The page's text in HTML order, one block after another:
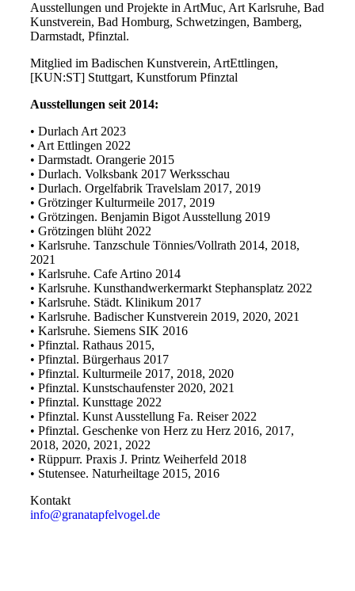
Ausstellungen und Projekte in ArtMuc, Art Karlsruhe, Bad
Kunstverein, Bad Homburg, Schwetzingen, Bamberg,
Darmstadt, Pfinztal.
Mitglied im Badischen Kunstverein, ArtEttlingen,
[KUN:ST] Stuttgart, Kunstforum Pfinztal
Ausstellungen seit 2014:
• Durlach Art 2023
• Art Ettlingen 2022
• Darmstadt. Orangerie 2015
• Durlach. Volksbank 2017 Werksschau
• Durlach. Orgelfabrik Travelslam 2017, 2019
• Grötzinger Kulturmeile 2017, 2019
• Grötzingen. Benjamin Bigot Ausstellung 2019
• Grötzingen blüht 2022
• Karlsruhe. Tanzschule Tönnies/Vollrath 2014, 2018,
2021
• Karlsruhe. Cafe Artino 2014
• Karlsruhe. Kunsthandwerkermarkt Stephansplatz 2022
• Karlsruhe. Städt. Klinikum 2017
• Karlsruhe. Badischer Kunstverein 2019, 2020, 2021
• Karlsruhe. Siemens SIK 2016
• Pfinztal. Rathaus 2015,
• Pfinztal. Bürgerhaus 2017
• Pfinztal. Kulturmeile 2017, 2018, 2020
• Pfinztal. Kunstschaufenster 2020, 2021
• Pfinztal. Kunsttage 2022
• Pfinztal. Kunst Ausstellung Fa. Reiser 2022
• Pfinztal. Geschenke von Herz zu Herz 2016, 2017,
2018, 2020, 2021, 2022
• Rüppurr. Praxis J. Printz Weiherfeld 2018
• Stutensee. Naturheiltage 2015, 2016
Kontakt
info@granatapfelvogel.de